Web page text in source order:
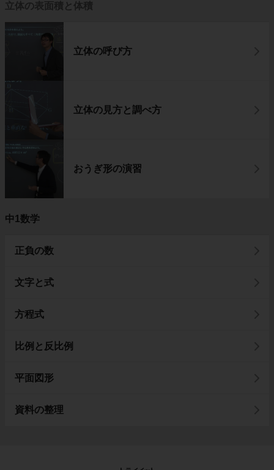
立体の表面積と体積
立体の呼び方
立体の見方と調べ方
おうぎ形の演習
中1数学
正負の数
文字と式
方程式
比例と反比例
平面図形
資料の整理